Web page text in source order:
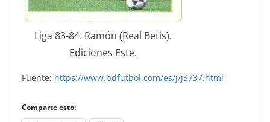
Liga 83-84. Ramón (Real Betis).
Ediciones Este.
Fuente: https://www.bdfutbol.com/es/j/j3737.html
Comparte esto: